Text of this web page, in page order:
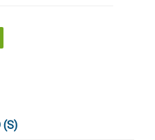
(S)